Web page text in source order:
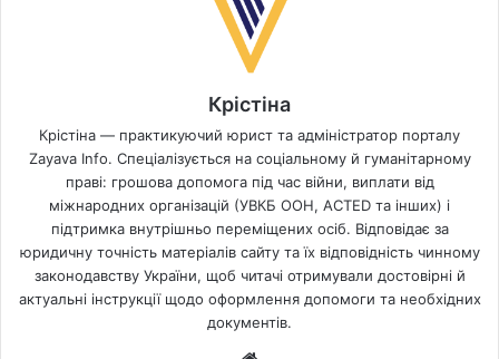
Крістіна
Крістіна — практикуючий юрист та адміністратор порталу
Zayava Info. Спеціалізується на соціальному й гуманітарному
праві: грошова допомога під час війни, виплати від
міжнародних організацій (УВКБ ООН, ACTED та інших) і
підтримка внутрішньо переміщених осіб. Відповідає за
юридичну точність матеріалів сайту та їх відповідність чинному
законодавству України, щоб читачі отримували достовірні й
актуальні інструкції щодо оформлення допомоги та необхідних
документів.